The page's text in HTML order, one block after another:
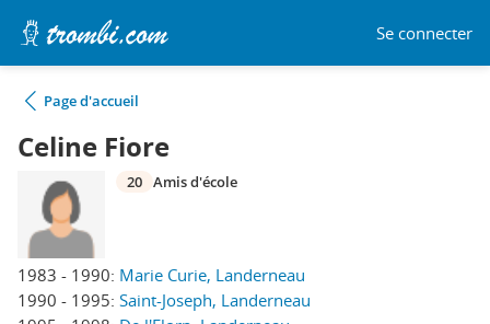
Se connecter
Page d'accueil
Celine Fiore
1983 - 1990: Marie Curie, Landerneau
1990 - 1995: Saint-Joseph, Landerneau
20 Amis d'école